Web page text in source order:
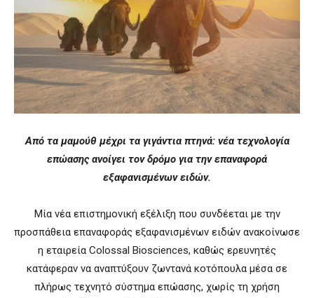
Από τα μαμούθ μέχρι τα γιγάντια πτηνά: νέα τεχνολογία
επώασης ανοίγει τον δρόμο για την επαναφορά
εξαφανισμένων ειδών.
Μία νέα επιστημονική εξέλιξη που συνδέεται με την
προσπάθεια επαναφοράς εξαφανισμένων ειδών ανακοίνωσε
η εταιρεία Colossal Biosciences, καθώς ερευνητές
κατάφεραν να αναπτύξουν ζωντανά κοτόπουλα μέσα σε
πλήρως τεχνητό σύστημα επώασης, χωρίς τη χρήση